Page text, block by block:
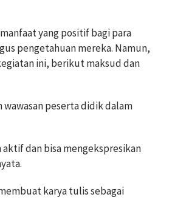
yang positif bagi para
pengetahuan mereka. Namun,
ini, berikut maksud dan
wawasan peserta didik dalam
dan bisa mengekspresikan
karya tulis sebagai